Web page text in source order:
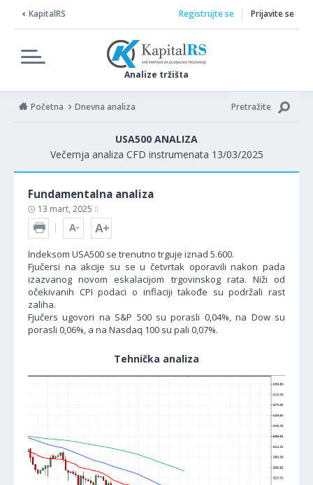
KapitalRS
Analize tržišta
Registrujte se Prijavite se
Početna Dnevna analiza Pretražite
USA500 ANALIZA
Večernja analiza CFD instrumenata 13/03/2025
Fundamentalna analiza
13 mart, 2025
Indeksom USA500 se trenutno trguje iznad 5.600.
Fjučersi na akcije su se u četvrtak oporavili nakon pada
izazvanog novom eskalacijom trgovinskog rata. Niži od
očekivanih CPI podaci o inflaciji takođe su podržali rast
zaliha.
Fjučers ugovori na S&P 500 su porasli 0,04%, na Dow su
porasli 0,06%, a na Nasdaq 100 su pali 0,07%.
Tehnička analiza